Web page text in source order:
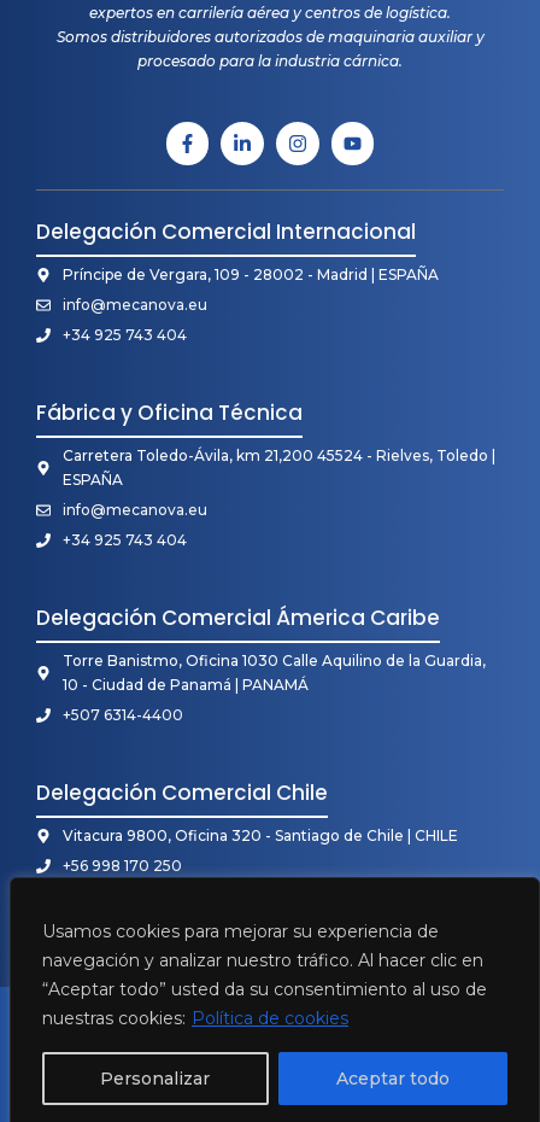
Usamos cookies para mejorar su experiencia de
navegación y analizar nuestro tráfico. Al hacer clic en
“Aceptar todo” usted da su consentimiento al uso de
nuestras cookies: Política de cookies
Personalizar Aceptar todo
expertos en carrilería aérea y centros de logística.
Somos distribuidores autorizados de maquinaria auxiliar y
procesado para la industria cárnica.
Delegación Comercial Internacional
Príncipe de Vergara, 109 - 28002 - Madrid | ESPAÑA
info@mecanova.eu
+34 925 743 404
Fábrica y Oficina Técnica
Carretera Toledo-Ávila, km 21,200 45524 - Rielves, Toledo |
ESPAÑA
info@mecanova.eu
+34 925 743 404
Delegación Comercial Ámerica Caribe
Torre Banistmo, Oficina 1030 Calle Aquilino de la Guardia,
10 - Ciudad de Panamá | PANAMÁ
+507 6314-4400
Delegación Comercial Chile
Vitacura 9800, Oficina 320 - Santiago de Chile | CHILE
+56 998 170 250
2026 • Mecanova ©
Política de Cookies